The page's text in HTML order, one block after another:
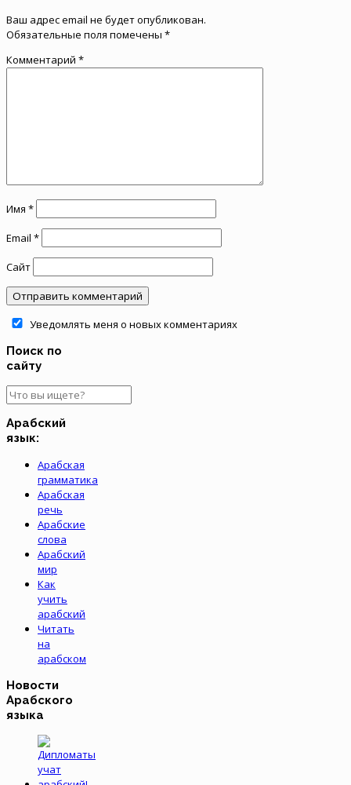
Ваш адрес email не будет опубликован.
Обязательные поля помечены *
Комментарий *
Имя *
Email *
Сайт
Уведомлять меня о новых комментариях
Поиск по
сайту
Арабский
язык:
Арабская
грамматика
Арабская
речь
Арабские
слова
Арабский
мир
Как
учить
арабский
Читать
на
арабском
Новости
Арабского
языка